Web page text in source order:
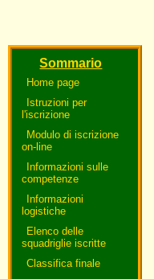
Sommario
Home page
Istruzioni per
l'iscrizione
Modulo di iscrizione
on-line
Informazioni sulle
competenze
Informazioni
logistiche
Elenco delle
squadriglie iscritte
Classifica finale